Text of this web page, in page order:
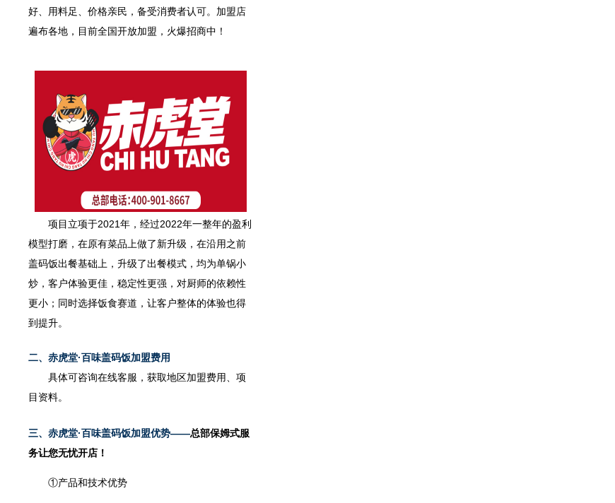
好、用料足、价格亲民，备受消费者认可。加盟店
遍布各地，目前全国开放加盟，火爆招商中！
项目立项于2021年，经过2022年一整年的盈利
模型打磨，在原有菜品上做了新升级，在沿用之前
盖码饭出餐基础上，升级了出餐模式，均为单锅小
炒，客户体验更佳，稳定性更强，对厨师的依赖性
更小；同时选择饭食赛道，让客户整体的体验也得
到提升。
二、赤虎堂·百味盖码饭加盟费用
具体可咨询在线客服，获取地区加盟费用、项
目资料。
三、 赤虎堂·百味盖码饭加盟优势——总部保姆式服
务让您无忧开店！
①产品和技术优势